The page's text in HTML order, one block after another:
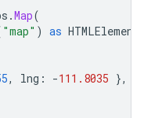
.Map(
"map" ) as HTMLElement
, lng : -111.8035 },